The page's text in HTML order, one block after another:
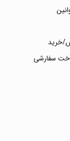
خرید
سفارشی